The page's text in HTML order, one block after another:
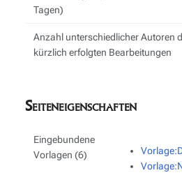
Tagen)
Anzahl unterschiedlicher Autoren
kürzlich erfolgten Bearbeitungen
Seiteneigenschaften
Eingebundene
Vorlagen (6)